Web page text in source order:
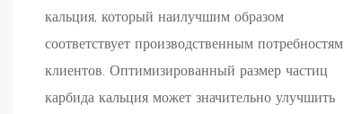
кальция, который наилучшим образом
соответствует производственным потребностям
клиентов. Оптимизированный размер частиц
карбида кальция может значительно улучшить